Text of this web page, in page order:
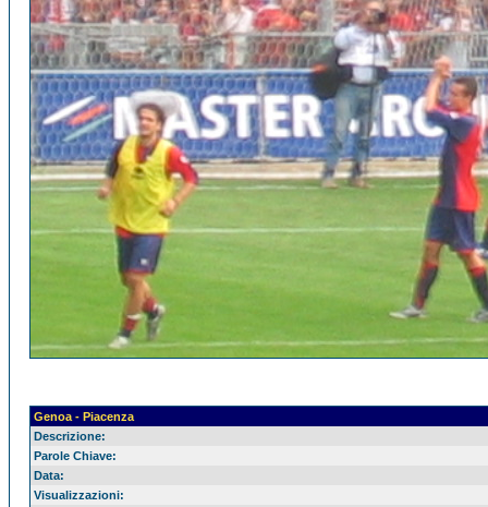
Genoa - Piacenza
Descrizione:
Parole Chiave:
Data:
Visualizzazioni: